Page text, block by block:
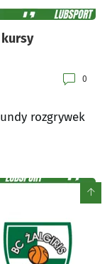
kursy
0
rozgrywek